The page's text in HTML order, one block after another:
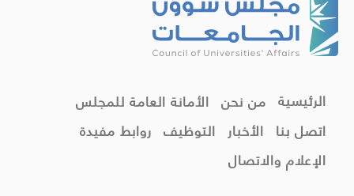
الرئيسية من نحن الأمانة العامة للمجلس
اتصل بنا الأخبار التوظيف روابط مفيدة
الإعلام والاتصال